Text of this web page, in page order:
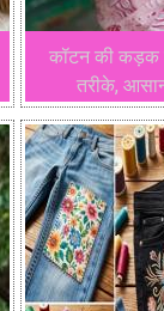
कॉटन की कड़क
तरीके,